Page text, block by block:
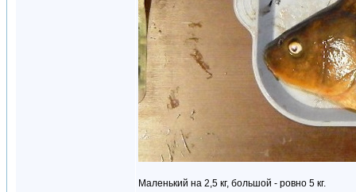
Маленький на 2,5 кг, большой - ровно 5 кг.